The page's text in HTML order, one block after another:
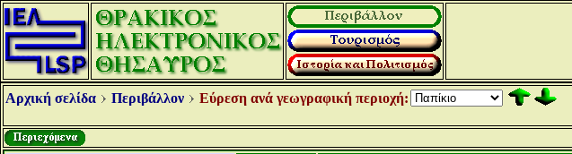
Αρχική σελίδα Περιβάλλον Εύρεση ανά γεωγραφική περιοχή: